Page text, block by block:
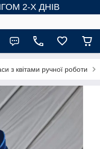
2-Х ДНІВ
з квітами ручної роботи